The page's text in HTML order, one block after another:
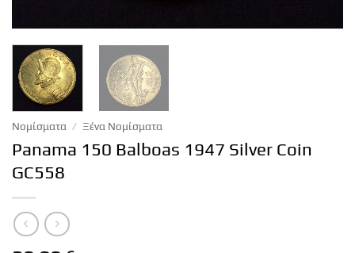
Νομίσματα / Ξένα Νομίσματα
Panama 150 Balboas 1947 Silver Coin
GC558